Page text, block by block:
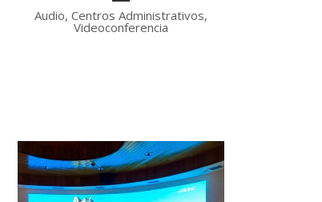
Audio, Centros Administrativos,
Videoconferencia